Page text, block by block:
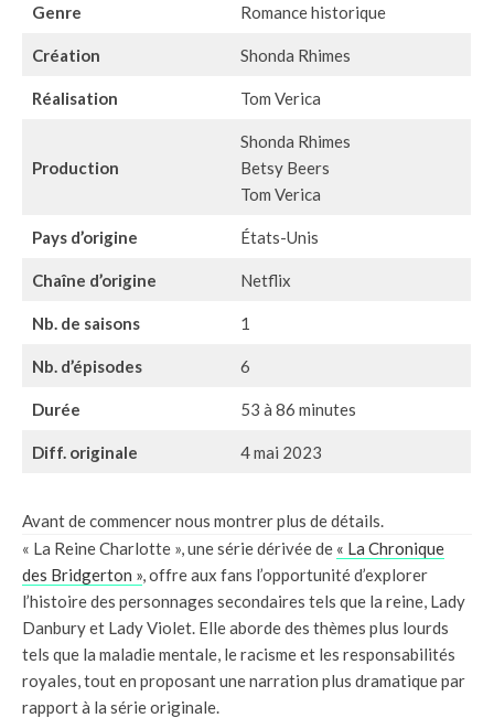
Genre Romance historique
Création Shonda Rhimes
Réalisation Tom Verica
Production
Shonda Rhimes
Betsy Beers
Tom Verica
Pays d’origine États-Unis
Chaîne d’origine Netflix
Nb. de saisons 1
Nb. d’épisodes 6
Durée 53 à 86 minutes
Diff. originale 4 mai 2023
Avant de commencer nous montrer plus de détails.
« La Reine Charlotte », une série dérivée de « La Chronique
des Bridgerton », offre aux fans l’opportunité d’explorer
l’histoire des personnages secondaires tels que la reine, Lady
Danbury et Lady Violet. Elle aborde des thèmes plus lourds
tels que la maladie mentale, le racisme et les responsabilités
royales, tout en proposant une narration plus dramatique par
rapport à la série originale.